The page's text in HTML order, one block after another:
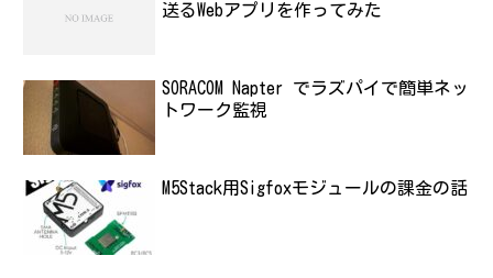
送るWebアプリを作ってみた
SORACOM Napter でラズパイで簡単ネッ
トワーク監視
M5Stack用Sigfoxモジュールの課金の話